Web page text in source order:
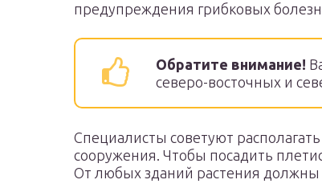
предупреждения грибковых
Обратите внимание!
северо-восточных и
Специалисты советуют
сооружения. Чтобы посадить
От любых зданий растения должны